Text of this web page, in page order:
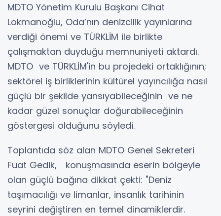
MDTO Yönetim Kurulu Başkanı Cihat
Lokmanoğlu, Oda’nın denizcilik yayınlarına
verdiği önemi ve TÜRKLİM ile birlikte
çalışmaktan duyduğu memnuniyeti aktardı.
MDTO ve TÜRKLİM'in bu projedeki ortaklığının;
sektörel iş birliklerinin kültürel yayıncılığa nasıl
güçlü bir şekilde yansıyabileceğinin ve ne
kadar güzel sonuçlar doğurabileceğinin
göstergesi olduğunu söyledi.
Toplantıda söz alan MDTO Genel Sekreteri
Fuat Gedik, konuşmasında eserin bölgeyle
olan güçlü bağına dikkat çekti: "Deniz
taşımacılığı ve limanlar, insanlık tarihinin
seyrini değiştiren en temel dinamiklerdir.